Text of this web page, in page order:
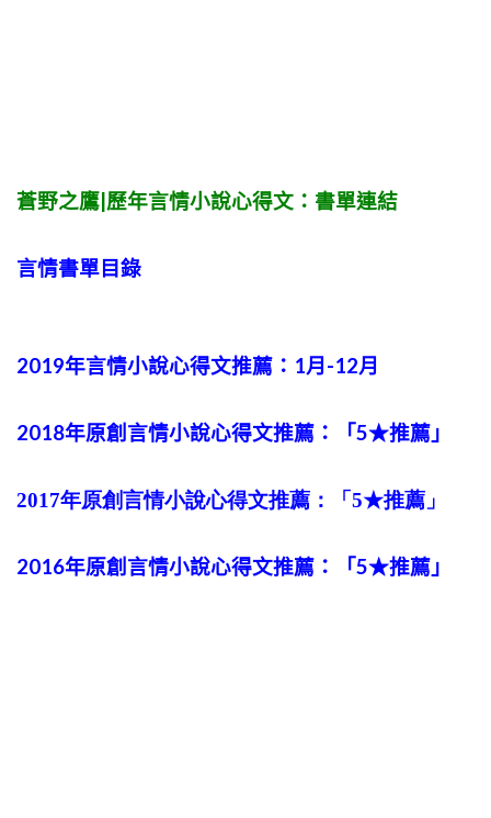
蒼野之鷹|歷年言情小說心得文：書單連結
言情書單目錄
2019年言情小說心得文推薦：1月-12月
2018年原創言情小說心得文推薦：「5★推薦」
2017年原創言情小說心得文推薦：「5★推薦」
2016年原創言情小說心得文推薦：「5★推薦」